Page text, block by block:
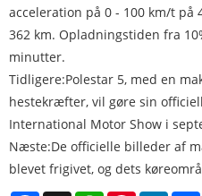
acceleration på 0 - 100 km/t på
362 km. Opladningstiden fra
minutter.
Tidligere:Polestar 5, med en
hestekræfter, vil gøre sin
International Motor Show i
Næste:De officielle billeder af
blevet frigivet, og dets